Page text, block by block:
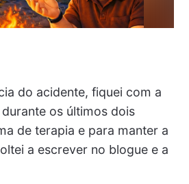
do acidente, fiquei com a
os últimos dois
de terapia e para manter a
a escrever no blogue e a